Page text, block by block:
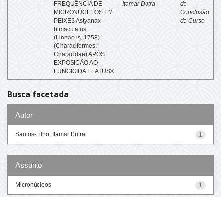
FREQUÊNCIA DE
MICRONÚCLEOS EM
PEIXES Astyanax
bimaculatus
(Linnaeus, 1758)
(Characiformes:
Characidae) APÓS
EXPOSIÇÃO AO
FUNGICIDA ELATUS®
Itamar Dutra
de
Conclusão
de Curso
Busca facetada
Autor
1
Santos-Filho, Itamar Dutra
Assunto
1
Micronúcleos